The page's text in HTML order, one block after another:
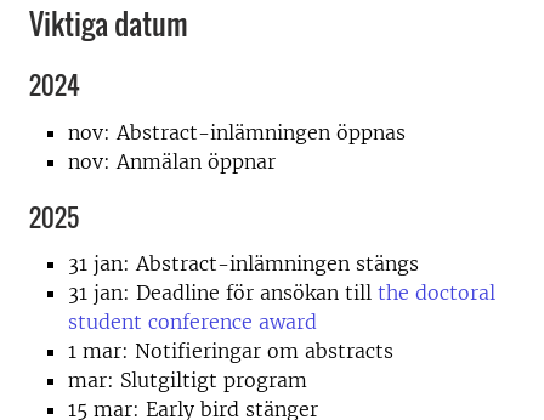
Viktiga datum
2024
nov: Abstract-inlämningen öppnas
nov: Anmälan öppnar
2025
31 jan: Abstract-inlämningen stängs
31 jan: Deadline för ansökan till the doctoral
student conference award
1 mar: Notifieringar om abstracts
mar: Slutgiltigt program
15 mar: Early bird stänger